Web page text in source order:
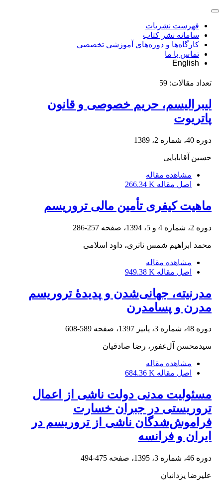
فهرست نشریات
سامانه نشر کتاب
کارگاه‌ها و دوره‌های آموزشی تخصصی
تماس با ما
English
تعداد مقالات: 59
لیبرالیسم، حریم خصوصی و قانون
پاتریوت
دوره 40، شماره 2، 1389
حسین آقابابایی
مشاهده مقاله
اصل مقاله 266.34 K
ماهیت کیفری تأمین مالی تروریسم
دوره 2، شماره 4 و 5، 1394، صفحه 257-286
محمد ابراهیم شمس ناتری، داود اسلامی
مشاهده مقاله
اصل مقاله 949.38 K
مدرنیته، جهانی‌شدن و پدیدۀ تروریسم
مدرن و پسامدرن
دوره 48، شماره 3، پاییز 1397، صفحه 589-608
سیدمحسن آل‌غفور، رضا صادقیان
مشاهده مقاله
اصل مقاله 684.36 K
مسئولیت مدنی دولت ناشی از اعمال
تروریستی در جبران خسارت
فراموش‌شدگان ناشی از تروریسم در
ایران و فرانسه
دوره 46، شماره 3، 1395، صفحه 475-494
علیرضا یزدانیان